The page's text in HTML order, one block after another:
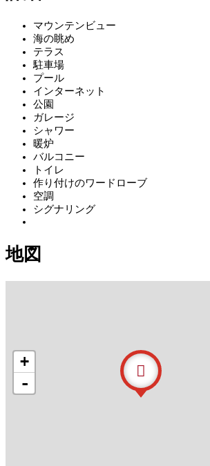
マウンテンビュー
海の眺め
テラス
駐車場
プール
インターネット
公園
ガレージ
シャワー
暖炉
バルコニー
トイレ
作り付けのワードローブ
空調
シグナリング
地図
+
-